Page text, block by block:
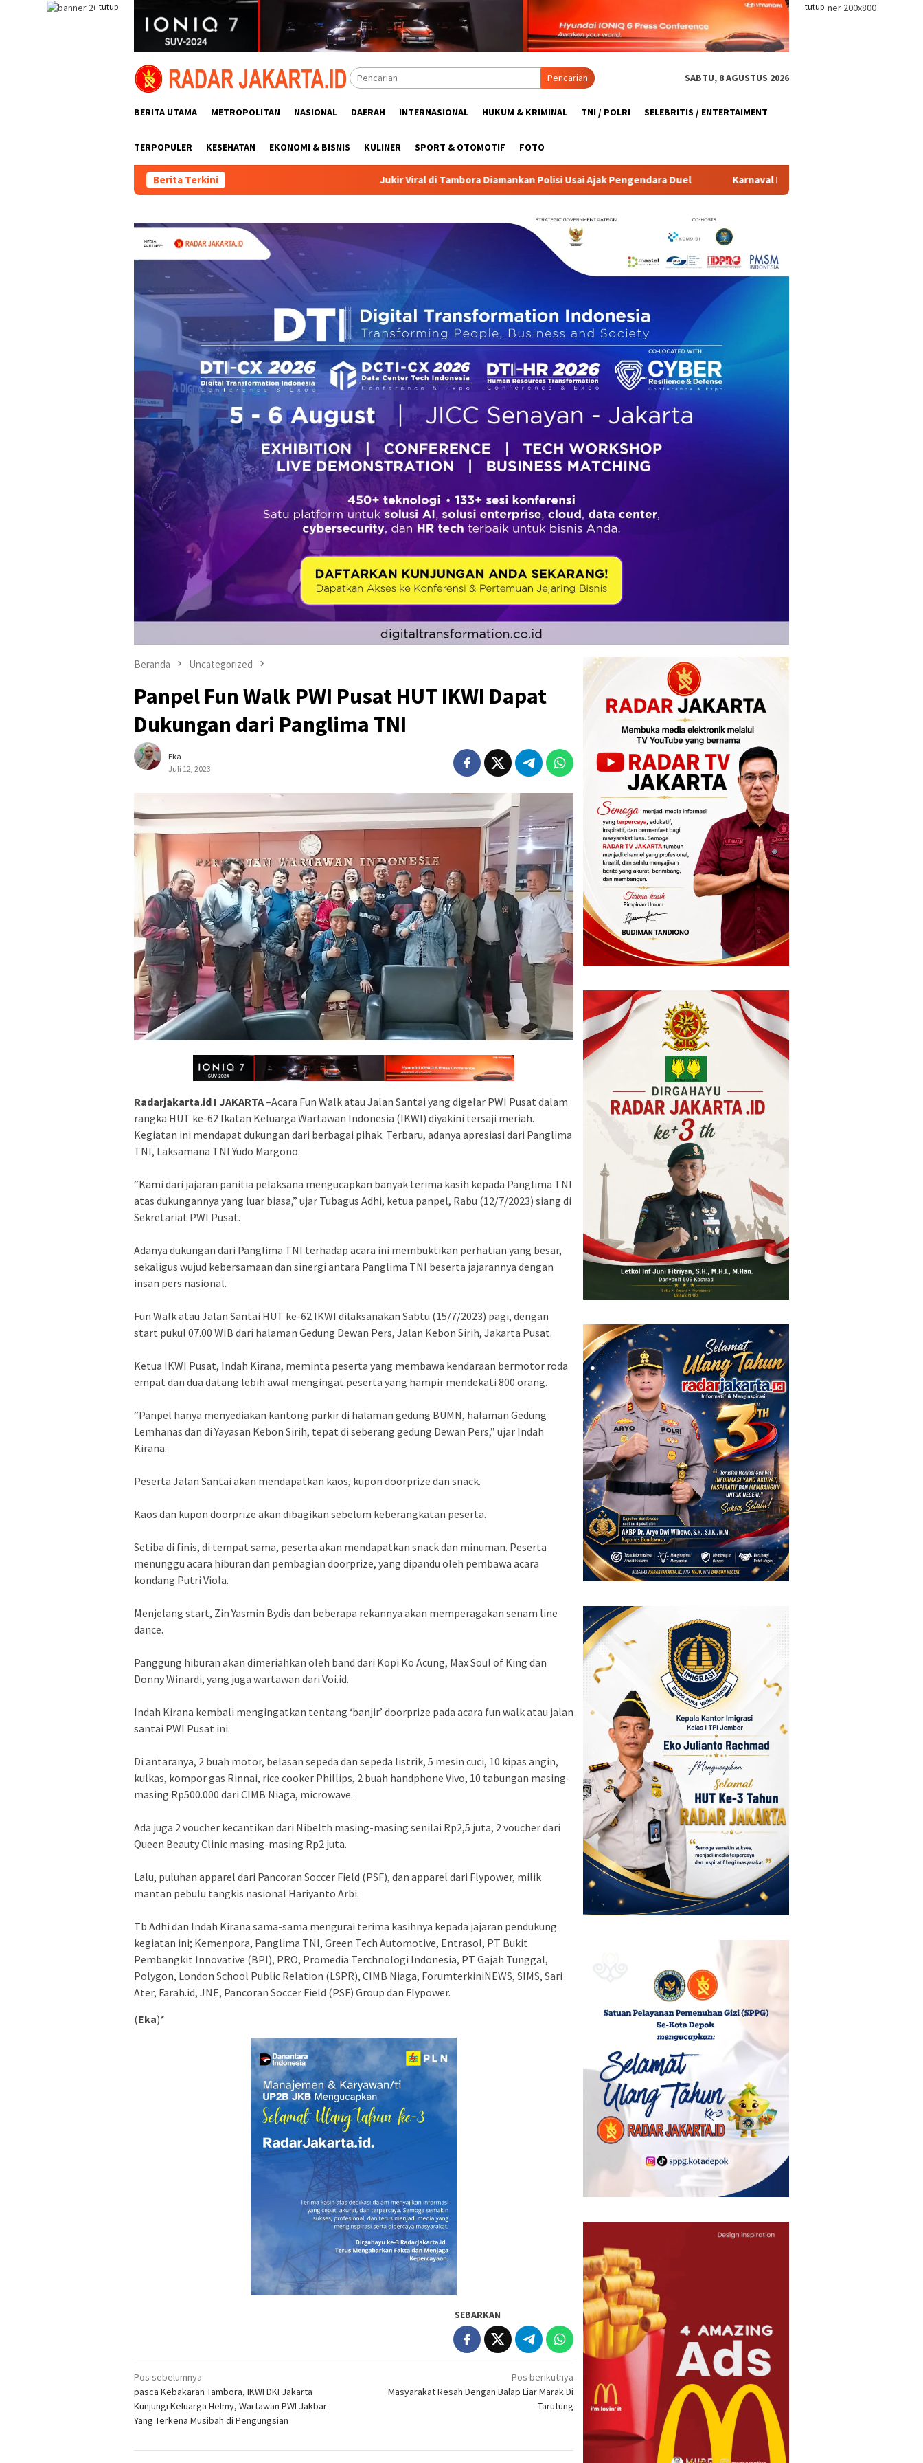
tutup tutup
Pencarian SABTU, 8 AGUSTUS 2026
BERITA UTAMA METROPOLITAN NASIONAL DAERAH INTERNASIONAL HUKUM & KRIMINAL TNI / POLRI SELEBRITIS / ENTERTAIMENT
TERPOPULER KESEHATAN EKONOMI & BISNIS KULINER SPORT & OTOMOTIF FOTO
Berita Terkini Jukir Viral di Tambora Diamankan Polisi Usai Ajak Pengendara Duel Karnaval Kemerdekaan, Sasana Bulan Kampanyekan Go Greeen
Beranda Uncategorized
Panpel Fun Walk PWI Pusat HUT IKWI Dapat
Dukungan dari Panglima TNI
Eka
Juli 12, 2023
Radarjakarta.id I JAKARTA–Acara Fun Walk atau Jalan Santai yang digelar PWI Pusat dalam
rangka HUT ke-62 Ikatan Keluarga Wartawan Indonesia (IKWI) diyakini tersaji meriah.
Kegiatan ini mendapat dukungan dari berbagai pihak. Terbaru, adanya apresiasi dari Panglima
TNI, Laksamana TNI Yudo Margono.
“Kami dari jajaran panitia pelaksana mengucapkan banyak terima kasih kepada Panglima TNI
atas dukungannya yang luar biasa,” ujar Tubagus Adhi, ketua panpel, Rabu (12/7/2023) siang di
Sekretariat PWI Pusat.
Adanya dukungan dari Panglima TNI terhadap acara ini membuktikan perhatian yang besar,
sekaligus wujud kebersamaan dan sinergi antara Panglima TNI beserta jajarannya dengan
insan pers nasional.
Fun Walk atau Jalan Santai HUT ke-62 IKWI dilaksanakan Sabtu (15/7/2023) pagi, dengan
start pukul 07.00 WIB dari halaman Gedung Dewan Pers, Jalan Kebon Sirih, Jakarta Pusat.
Ketua IKWI Pusat, Indah Kirana, meminta peserta yang membawa kendaraan bermotor roda
empat dan dua datang lebih awal mengingat peserta yang hampir mendekati 800 orang.
“Panpel hanya menyediakan kantong parkir di halaman gedung BUMN, halaman Gedung
Lemhanas dan di Yayasan Kebon Sirih, tepat di seberang gedung Dewan Pers,” ujar Indah
Kirana.
Peserta Jalan Santai akan mendapatkan kaos, kupon doorprize dan snack.
Kaos dan kupon doorprize akan dibagikan sebelum keberangkatan peserta.
Setiba di finis, di tempat sama, peserta akan mendapatkan snack dan minuman. Peserta
menunggu acara hiburan dan pembagian doorprize, yang dipandu oleh pembawa acara
kondang Putri Viola.
Menjelang start, Zin Yasmin Bydis dan beberapa rekannya akan memperagakan senam line
dance.
Panggung hiburan akan dimeriahkan oleh band dari Kopi Ko Acung, Max Soul of King dan
Donny Winardi, yang juga wartawan dari Voi.id.
Indah Kirana kembali mengingatkan tentang ‘banjir’ doorprize pada acara fun walk atau jalan
santai PWI Pusat ini.
Di antaranya, 2 buah motor, belasan sepeda dan sepeda listrik, 5 mesin cuci, 10 kipas angin,
kulkas, kompor gas Rinnai, rice cooker Phillips, 2 buah handphone Vivo, 10 tabungan masing-
masing Rp500.000 dari CIMB Niaga, microwave.
Ada juga 2 voucher kecantikan dari Nibelth masing-masing senilai Rp2,5 juta, 2 voucher dari
Queen Beauty Clinic masing-masing Rp2 juta.
Lalu, puluhan apparel dari Pancoran Soccer Field (PSF), dan apparel dari Flypower, milik
mantan pebulu tangkis nasional Hariyanto Arbi.
Tb Adhi dan Indah Kirana sama-sama mengurai terima kasihnya kepada jajaran pendukung
kegiatan ini; Kemenpora, Panglima TNI, Green Tech Automotive, Entrasol, PT Bukit
Pembangkit Innovative (BPI), PRO, Promedia Terchnologi Indonesia, PT Gajah Tunggal,
Polygon, London School Public Relation (LSPR), CIMB Niaga, ForumterkiniNEWS, SIMS, Sari
Ater, Farah.id, JNE, Pancoran Soccer Field (PSF) Group dan Flypower.
(Eka)*
SEBARKAN
Navigasi
pos
Pos sebelumnya
pasca Kebakaran Tambora, IKWI DKI Jakarta
Kunjungi Keluarga Helmy, Wartawan PWI Jakbar
Yang Terkena Musibah di Pengungsian
Pos berikutnya
Masyarakat Resah Dengan Balap Liar Marak Di
Tarutung